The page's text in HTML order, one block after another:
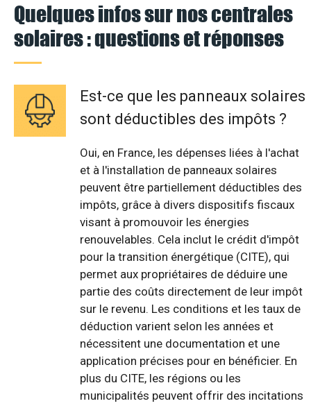
Quelques infos sur nos centrales
solaires : questions et réponses
Est-ce que les panneaux solaires
sont déductibles des impôts ?
Oui, en France, les dépenses liées à l'achat
et à l'installation de panneaux solaires
peuvent être partiellement déductibles des
impôts, grâce à divers dispositifs fiscaux
visant à promouvoir les énergies
renouvelables. Cela inclut le crédit d'impôt
pour la transition énergétique (CITE), qui
permet aux propriétaires de déduire une
partie des coûts directement de leur impôt
sur le revenu. Les conditions et les taux de
déduction varient selon les années et
nécessitent une documentation et une
application précises pour en bénéficier. En
plus du CITE, les régions ou les
municipalités peuvent offrir des incitations